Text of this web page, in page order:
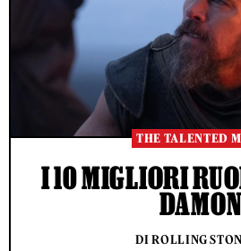
THE TALENTED
I 10 MIGLIORI
DAMON
DI ROLLING